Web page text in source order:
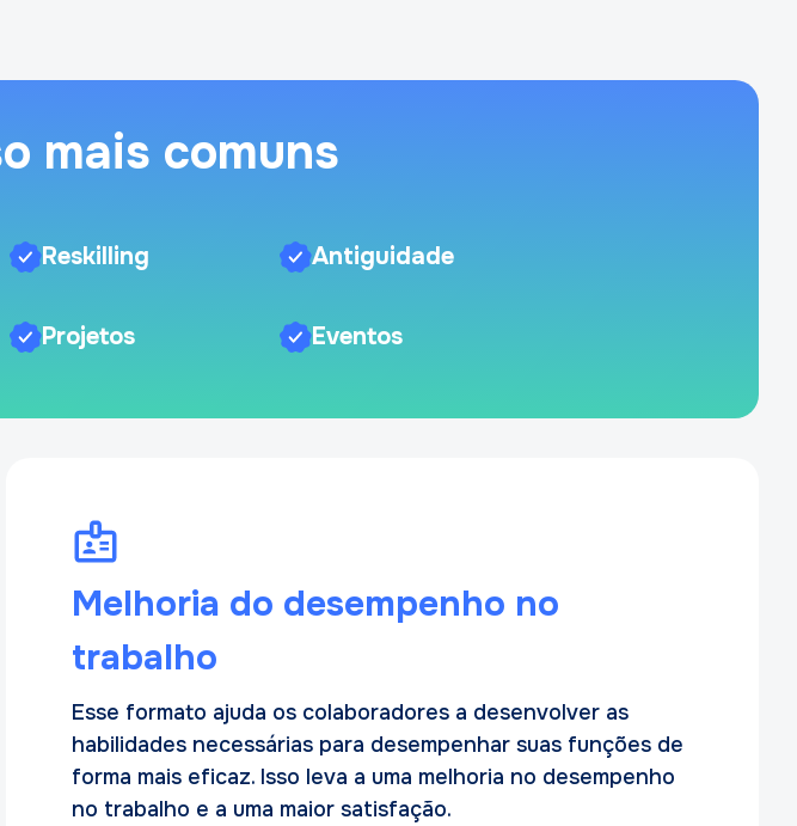
mais comuns
Reskilling Antiguidade
Projetos Eventos
Melhoria do desempenho no
trabalho
Esse formato ajuda os colaboradores a desenvolver as
habilidades necessárias para desempenhar suas funções de
forma mais eficaz. Isso leva a uma melhoria no desempenho
no trabalho e a uma maior satisfação.